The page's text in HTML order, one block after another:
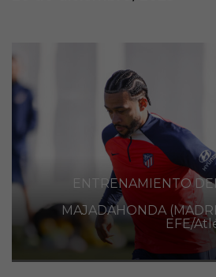
ENTRENAMIENTO
MAJADAHONDA
EFE/